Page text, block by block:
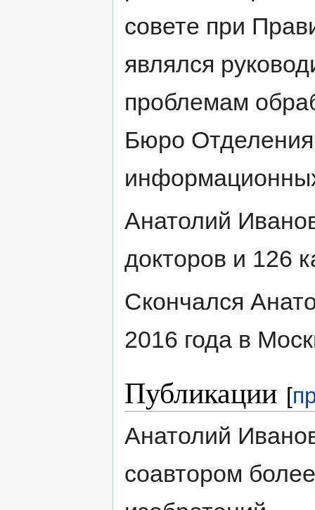
совете при
являлся
проблемам
Бюро Отделения
Анатолий
докторов и 126
Скончался
2016 года в
Публикации [
Анатолий
соавтором